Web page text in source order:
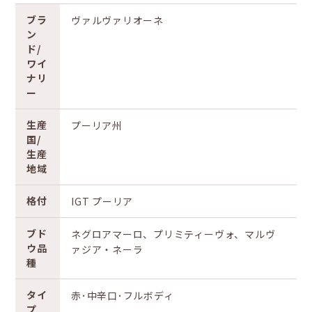
ブラ
ン
ド/
ワイ
ナリ
ー
ヴァルヴァリオーネ
生産
国/
生産
地域
プーリア州
格付 IGT プーリア
ブド
ウ品
種
ネグロアマーロ、プリミティーヴォ、マルヴ
ァジア・ネーラ
タイ
プ
赤･中辛口･フルボディ